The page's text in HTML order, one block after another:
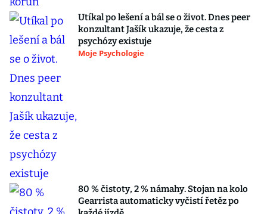
Utíkal po lešení a bál se o život. Dnes peer
konzultant Jašík ukazuje, že cesta z
psychózy existuje
Moje Psychologie
80 % čistoty, 2 % námahy. Stojan na kolo
Gearrista automaticky vyčistí řetěz po